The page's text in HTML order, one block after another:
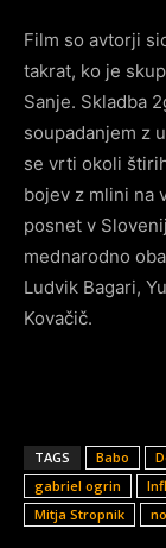
Film so avtorji
takrat, ko je
Sanje. Skladba
soupadanjem z
se vrti okoli
bojev z mlini na
posnet v
mednarodno
Ludvik Bagari,
Kovačič.
TAGS Babo
gabriel ogrin
Mitja Stropnik